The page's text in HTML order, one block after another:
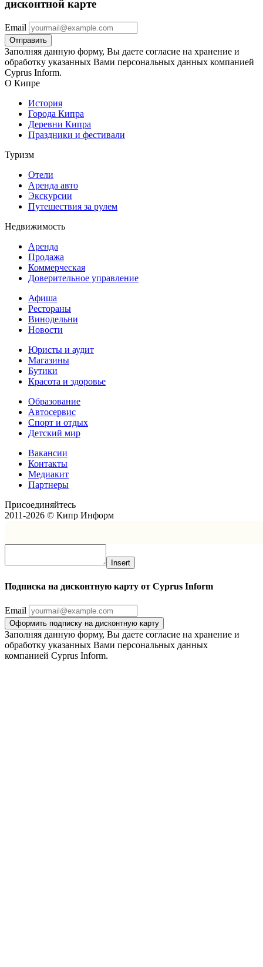
дисконтной карте
Email
Заполняя данную форму, Вы даете согласие на хранение и
обработку указанных Вами персональных данных компанией
Cyprus Inform.
О Кипре
История
Города Кипра
Деревни Кипра
Праздники и фестивали
Туризм
Отели
Аренда авто
Экскурсии
Путешествия за рулем
Недвижимость
Аренда
Продажа
Коммерческая
Доверительное управление
Афиша
Рестораны
Винодельни
Новости
Юристы и аудит
Магазины
Бутики
Красота и здоровье
Образование
Автосервис
Спорт и отдых
Детский мир
Вакансии
Контакты
Медиакит
Партнеры
Присоединяйтесь
2011-2026 © Кипр Информ
Insert
Подписка на дисконтную карту от Cyprus Inform
Email
Заполняя данную форму, Вы даете согласие на хранение и
обработку указанных Вами персональных данных
компанией Cyprus Inform.